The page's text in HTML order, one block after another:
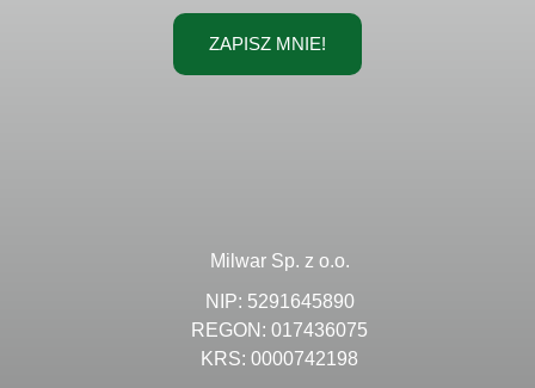
ZAPISZ MNIE!
Milwar Sp. z o.o.
NIP: 5291645890
REGON: 017436075
KRS: 0000742198